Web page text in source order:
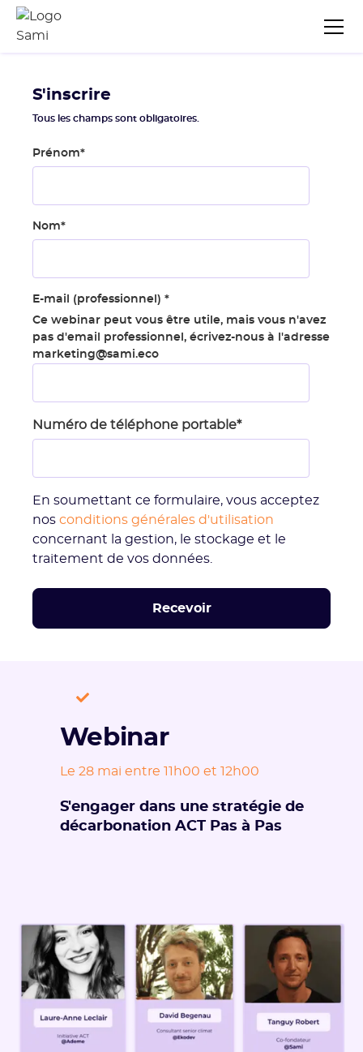
Webinar
Le 28 mai entre 11h00 et 12h00
S'engager dans une stratégie de
décarbonation ACT Pas à Pas
S'inscrire
Tous les champs sont obligatoires.
Prénom*
Nom*
E-mail (professionnel) *
Ce webinar peut vous être utile, mais vous n'avez
pas d'email professionnel, écrivez-nous à l'adresse
marketing@sami.eco
Numéro de téléphone portable*
En soumettant ce formulaire, vous acceptez
nos conditions générales d'utilisation
concernant la gestion, le stockage et le
traitement de vos données.